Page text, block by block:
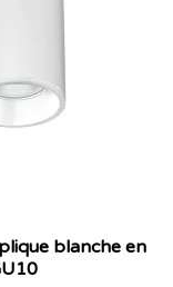
blanche en